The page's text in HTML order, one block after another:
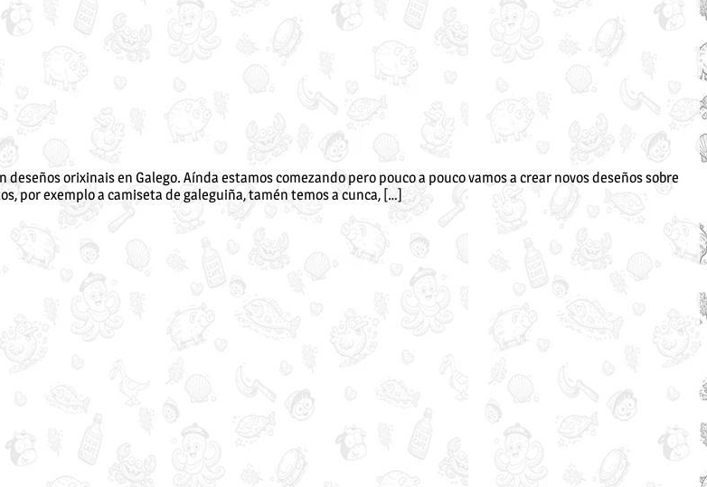
orixinais en Galego. Aínda estamos comezando pero pouco a pouco vamos a crear novos deseños sobre
por exemplo a camiseta de galeguiña, tamén temos a cunca, […]